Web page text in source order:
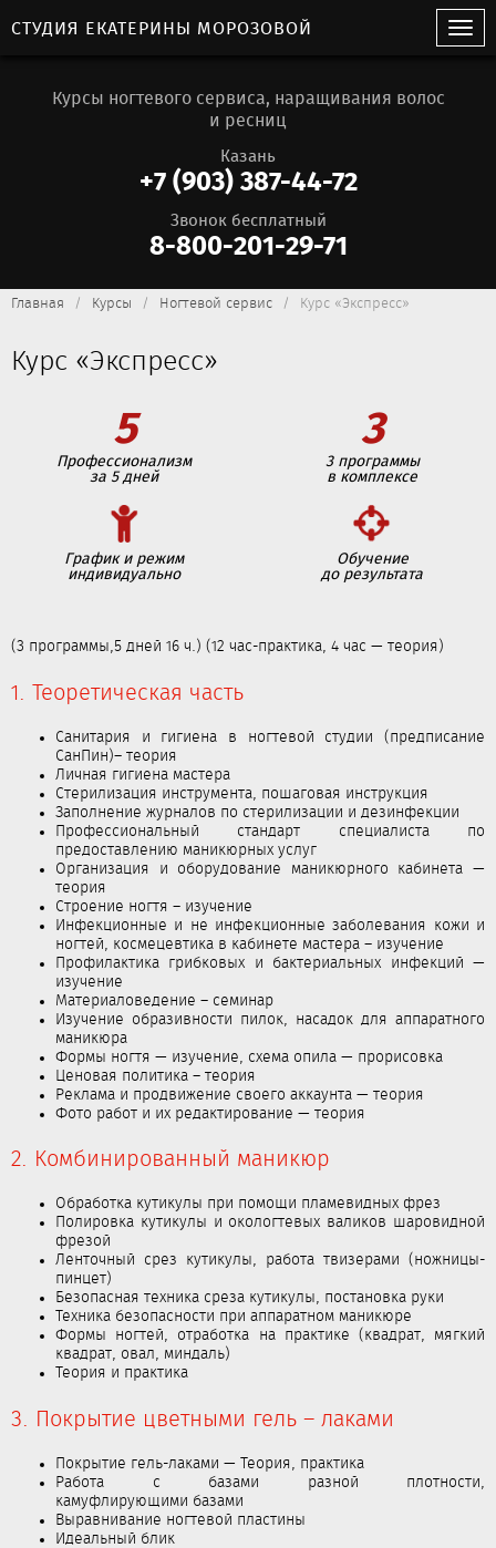
Курсы ногтевого сервиса, наращивания волос
и ресниц
Казань
+7 (903) 387-44-72
Звонок бесплатный
8-800-201-29-71
СТУДИЯ ЕКАТЕРИНЫ МОРОЗОВОЙ
Главная Курсы Ногтевой сервис Курс «Экспресс»
Курс «Экспресс»
5
Профессионализм
за 5 дней
3
3 программы
в комплексе
График и режим
индивидуально
Обучение
до результата
(3 программы,5 дней 16 ч.) (12 час-практика, 4 час — теория)
1. Теоретическая часть
Санитария и гигиена в ногтевой студии (предписание
СанПин)– теория
Личная гигиена мастера
Стерилизация инструмента, пошаговая инструкция
Заполнение журналов по стерилизации и дезинфекции
Профессиональный стандарт специалиста по
предоставлению маникюрных услуг
Организация и оборудование маникюрного кабинета —
теория
Строение ногтя – изучение
Инфекционные и не инфекционные заболевания кожи и
ногтей, космецевтика в кабинете мастера – изучение
Профилактика грибковых и бактериальных инфекций —
изучение
Материаловедение – семинар
Изучение образивности пилок, насадок для аппаратного
маникюра
Формы ногтя — изучение, схема опила — прорисовка
Ценовая политика – теория
Реклама и продвижение своего аккаунта — теория
Фото работ и их редактирование — теория
2. Комбинированный маникюр
Обработка кутикулы при помощи пламевидных фрез
Полировка кутикулы и окологтевых валиков шаровидной
фрезой
Ленточный срез кутикулы, работа твизерами (ножницы-
пинцет)
Безопасная техника среза кутикулы, постановка руки
Техника безопасности при аппаратном маникюре
Формы ногтей, отработка на практике (квадрат, мягкий
квадрат, овал, миндаль)
Теория и практика
3. Покрытие цветными гель – лаками
Покрытие гель-лаками — Теория, практика
Работа с базами разной плотности,
камуфлирующими базами
Выравнивание ногтевой пластины
Идеальный блик